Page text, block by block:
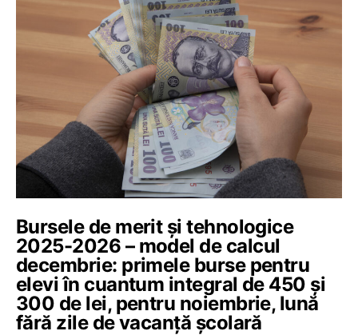
Bursele de merit și tehnologice
2025-2026 – model de calcul
decembrie: primele burse pentru
elevi în cuantum integral de 450 și
300 de lei, pentru noiembrie, lună
fără zile de vacanță școlară